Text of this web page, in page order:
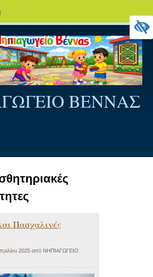
ΒΕΝΝΑΣ
Πασχαλινές
2025 από ΝΗΠΙΑΓΩΓΕΙΟ